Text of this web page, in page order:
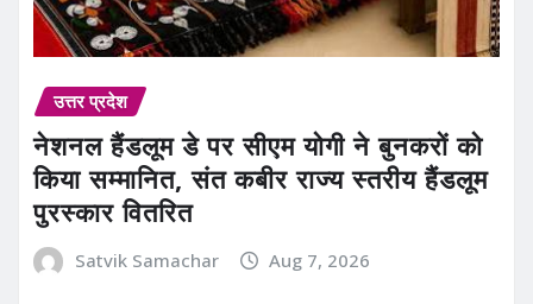
उत्तर प्रदेश
नेशनल हैंडलूम डे पर सीएम योगी ने बुनकरों को
किया सम्मानित, संत कबीर राज्य स्तरीय हैंडलूम
पुरस्कार वितरित
Satvik Samachar Aug 7, 2026